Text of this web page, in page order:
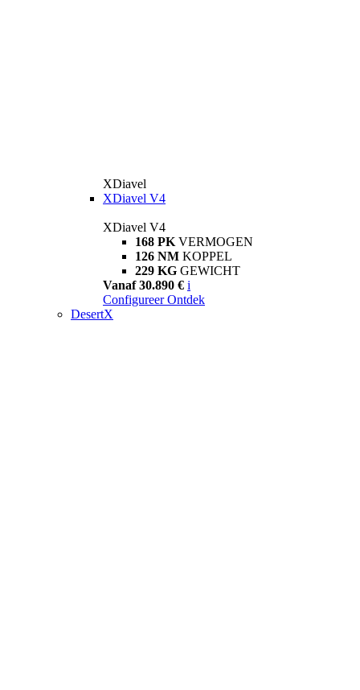
XDiavel
XDiavel V4
XDiavel V4
168 PK VERMOGEN
126 NM KOPPEL
229 KG GEWICHT
Vanaf 30.890 € i
Configureer Ontdek
DesertX